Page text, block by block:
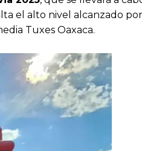
el alto nivel alcanzado
Tuxes Oaxaca.